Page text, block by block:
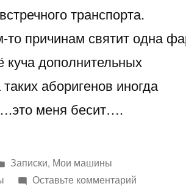
транспорта.
то причинам святит одна
куча дополнительных
аборигенов иногда
меня бесит….
Написано
Записки, Мои машины
Оставьте комментарий